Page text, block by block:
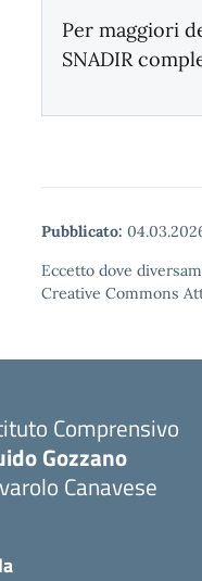
Per maggiori
SNADIR
Pubblicato:
Eccetto dove
Creative Commons
Comprensivo
Gozzano
Canavese